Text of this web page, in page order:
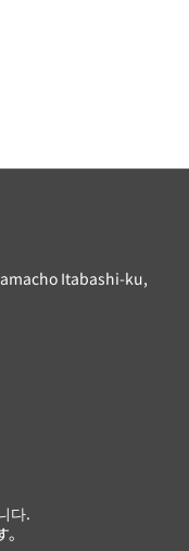
Itabashi-ku,
다.